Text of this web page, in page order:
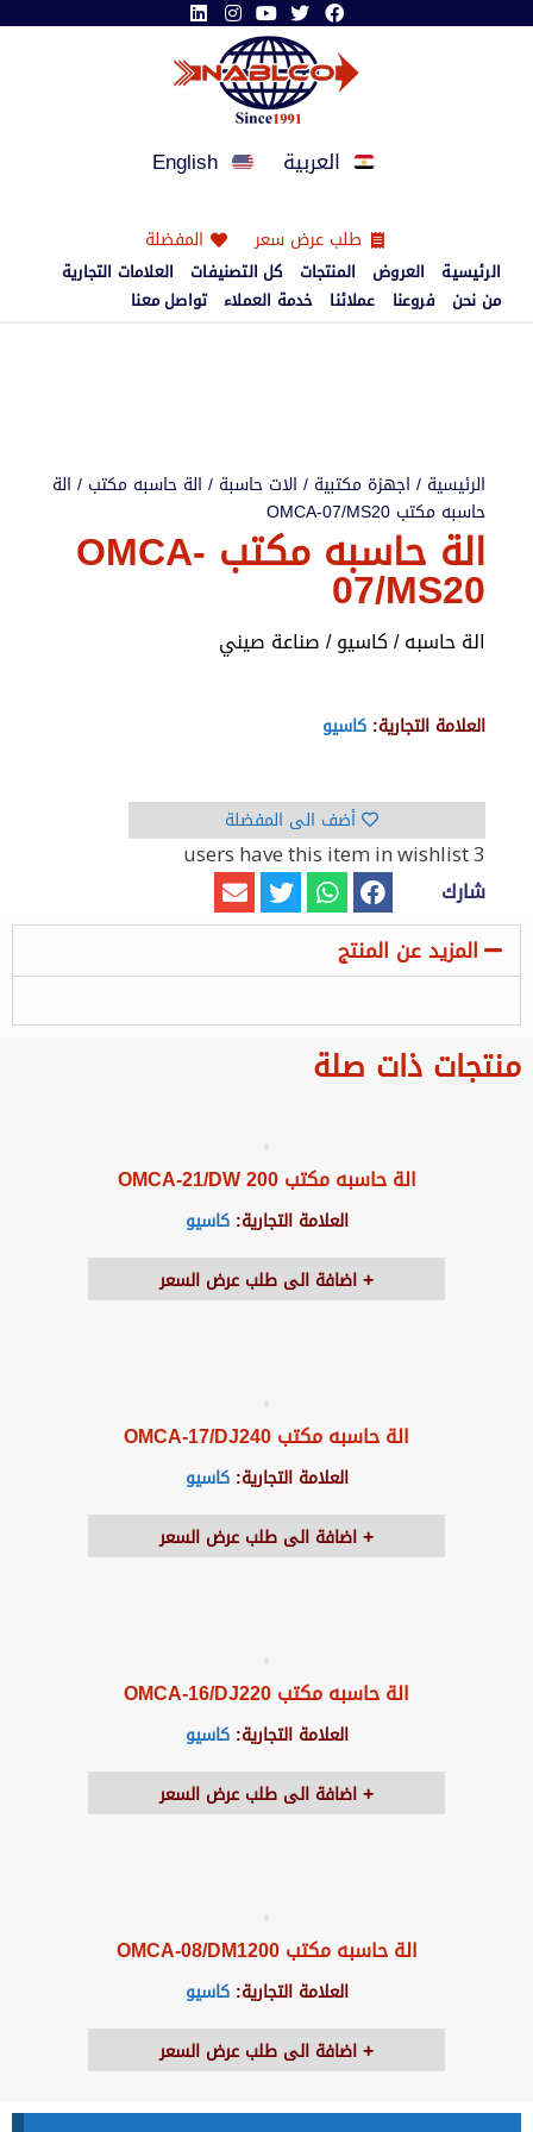
العربية English
طلب عرض سعر المفضلة
الرئيسية العروض المنتجات كل التصنيفات
العلامات التجارية
من نحن فروعنا عملائنا خدمة العملاء تواصل معنا
الرئيسية / اجهزة مكتبية / الات حاسبة / الة حاسبه مكتب / الة
حاسبه مكتب OMCA-07/MS20
الة حاسبه مكتب OMCA-
07/MS20
الة حاسبه / كاسيو / صناعة صيني
العلامة التجارية: كاسيو
أضف الى المفضلة
3 users
have this item in wishlist
شارك
المزيد عن المنتج
منتجات ذات صلة
الة حاسبه مكتب OMCA-21/DW 200
العلامة التجارية:كاسيو
اضافة الى طلب عرض السعر
الة حاسبه مكتب OMCA-17/DJ240
العلامة التجارية:كاسيو
اضافة الى طلب عرض السعر
الة حاسبه مكتب OMCA-16/DJ220
العلامة التجارية:كاسيو
اضافة الى طلب عرض السعر
الة حاسبه مكتب OMCA-08/DM1200
العلامة التجارية:كاسيو
اضافة الى طلب عرض السعر